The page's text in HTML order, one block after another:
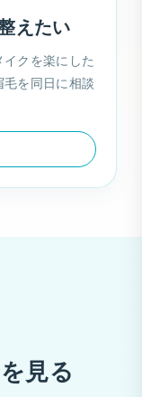
えたい
クを楽にした
を同日に相談
見る